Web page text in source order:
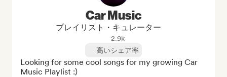
Car Music
プレイリスト・キュレーター
2.9k
高いシェア率
Looking for some cool songs for my growing Car
Music Playlist :)